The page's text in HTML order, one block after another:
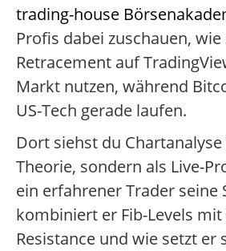
trading-house
Profis dabei zuschauen, wie
Retracement auf
Markt nutzen, während
US-Tech gerade laufen.
Dort siehst du
Theorie, sondern als Live-
ein erfahrener Trader seine
kombiniert er Fib-Levels
Resistance und wie setzt er